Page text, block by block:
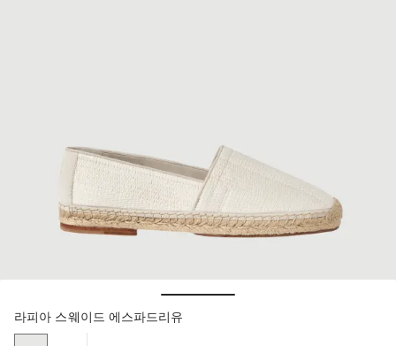
라피아 스웨이드 에스파드리유